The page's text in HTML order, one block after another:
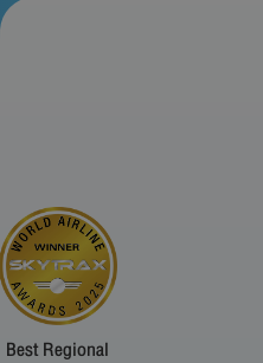
Best Regional